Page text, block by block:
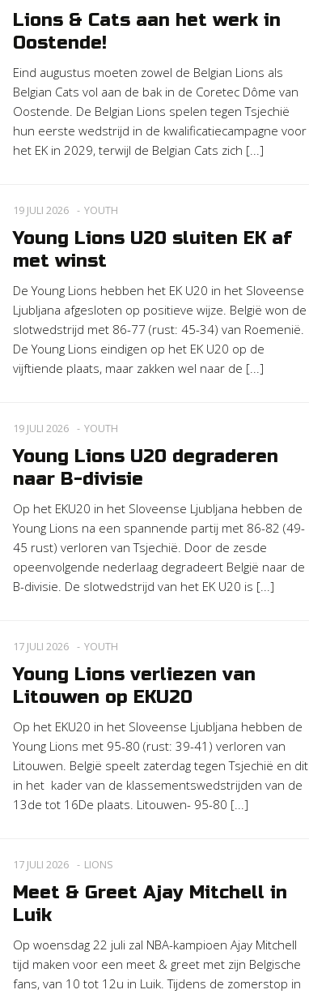
Lions & Cats aan het werk in
Oostende!
Eind augustus moeten zowel de Belgian Lions als
Belgian Cats vol aan de bak in de Coretec Dôme van
Oostende. De Belgian Lions spelen tegen Tsjechië
hun eerste wedstrijd in de kwalificatiecampagne voor
het EK in 2029, terwijl de Belgian Cats zich [...]
19 JULI 2026 YOUTH
Young Lions U20 sluiten EK af
met winst
De Young Lions hebben het EK U20 in het Sloveense
Ljubljana afgesloten op positieve wijze. België won de
slotwedstrijd met 86-77 (rust: 45-34) van Roemenië.
De Young Lions eindigen op het EK U20 op de
vijftiende plaats, maar zakken wel naar de [...]
19 JULI 2026 YOUTH
Young Lions U20 degraderen
naar B-divisie
Op het EKU20 in het Sloveense Ljubljana hebben de
Young Lions na een spannende partij met 86-82 (49-
45 rust) verloren van Tsjechië. Door de zesde
opeenvolgende nederlaag degradeert België naar de
B-divisie. De slotwedstrijd van het EK U20 is [...]
17 JULI 2026 YOUTH
Young Lions verliezen van
Litouwen op EKU20
Op het EKU20 in het Sloveense Ljubljana hebben de
Young Lions met 95-80 (rust: 39-41) verloren van
Litouwen. België speelt zaterdag tegen Tsjechië en dit
in het kader van de klassementswedstrijden van de
13de tot 16De plaats. Litouwen- 95-80 [...]
17 JULI 2026 LIONS
Meet & Greet Ajay Mitchell in
Luik
Op woensdag 22 juli zal NBA-kampioen Ajay Mitchell
tijd maken voor een meet & greet met zijn Belgische
fans, van 10 tot 12u in Luik. Tijdens de zomerstop in